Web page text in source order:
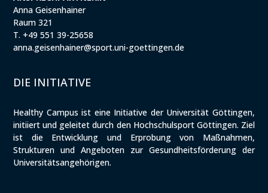
Anna Geisenhainer
Raum 321
T. +49 551 39-25658
anna.geisenhainer@sport.uni-goettingen.de
DIE INITIATIVE
Healthy Campus ist eine Initiative der Universität Göttingen,
initiiert und geleitet durch den Hochschulsport Göttingen. Ziel
ist die Entwicklung und Erprobung von Maßnahmen,
Strukturen und Angeboten zur Gesundheitsförderung der
Universitätsangehörigen.